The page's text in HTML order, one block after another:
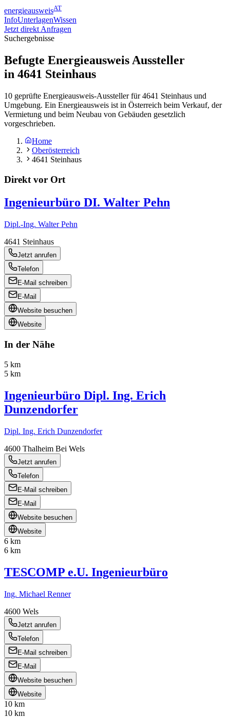
energieausweisAT
InfoUnterlagenWissen
Jetzt direkt Anfragen
Suchergebnisse
Befugte Energieausweis Aussteller
in 4641 Steinhaus
10 geprüfte Energieausweis-Aussteller für 4641 Steinhaus und
Umgebung. Ein Energieausweis ist in Österreich beim Verkauf, der
Vermietung und beim Neubau von Gebäuden gesetzlich
vorgeschrieben.
Home
Oberösterreich
4641 Steinhaus
Direkt vor Ort
Ingenieurbüro DI. Walter Pehn
Dipl.-Ing. Walter Pehn
4641 Steinhaus
Jetzt anrufen
Telefon
E-Mail schreiben
E-Mail
Website besuchen
Website
In der Nähe
5 km
5 km
Ingenieurbüro Dipl. Ing. Erich
Dunzendorfer
Dipl. Ing. Erich Dunzendorfer
4600 Thalheim Bei Wels
Jetzt anrufen
Telefon
E-Mail schreiben
E-Mail
Website besuchen
Website
6 km
6 km
TESCOMP e.U. Ingenieurbüro
Ing. Michael Renner
4600 Wels
Jetzt anrufen
Telefon
E-Mail schreiben
E-Mail
Website besuchen
Website
10 km
10 km